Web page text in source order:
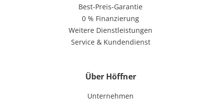
Best-Preis-Garantie
0 % Finanzierung
Weitere Dienstleistungen
Service & Kundendienst
Über Höffner
Unternehmen